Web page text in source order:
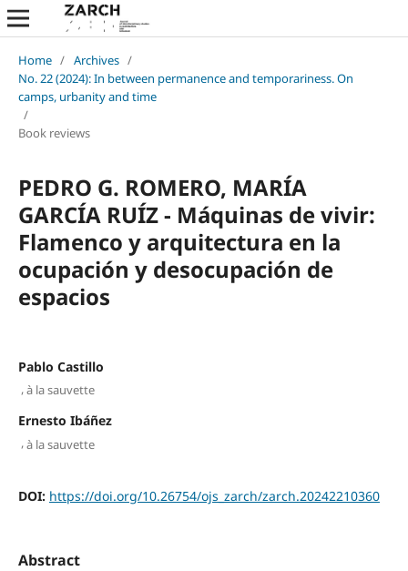
Home / Archives /
No. 22 (2024): In between permanence and temporariness. On
camps, urbanity and time
/
Book reviews
PEDRO G. ROMERO, MARÍA
GARCÍA RUÍZ - Máquinas de vivir:
Flamenco y arquitectura en la
ocupación y desocupación de
espacios
Pablo Castillo
,à la sauvette
Ernesto Ibáñez
,à la sauvette
DOI: https://doi.org/10.26754/ojs_zarch/zarch.20242210360
Abstract